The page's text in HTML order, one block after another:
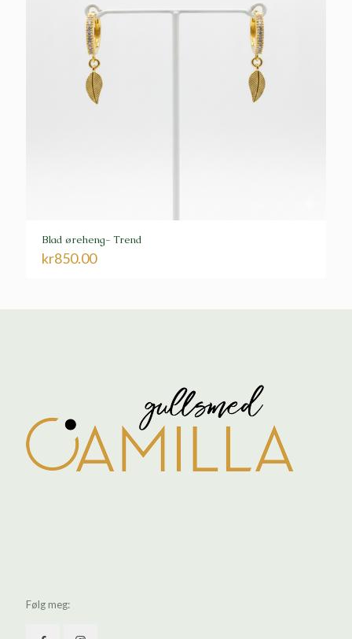
Blad øreheng- Trend
kr850.00
Følg meg: